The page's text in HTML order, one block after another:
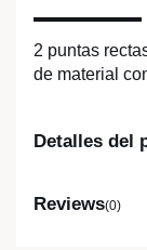
2 puntas
de material
Detalles del
Reviews(0)